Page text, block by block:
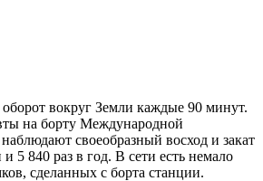
вокруг Земли каждые 90 минут.
на борту Международной
своеобразный восход и закат
5 840 раз в год. В сети есть немало
сделанных с борта станции.